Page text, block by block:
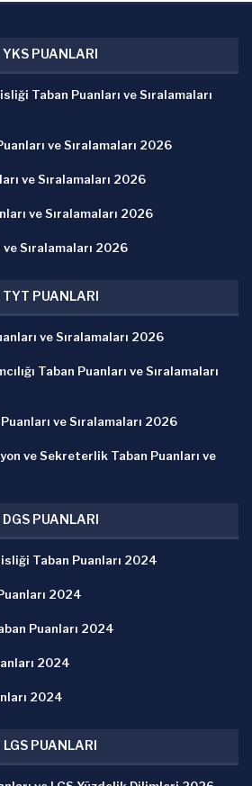
YKS PUANLARI
Taban Puanları ve Sıralamaları
ve Sıralamaları 2026
ve Sıralamaları 2026
ve Sıralamaları 2026
ve Sıralamaları 2026
TYT PUANLARI
ve Sıralamaları 2026
Taban Puanları ve Sıralamaları
ve Sıralamaları 2026
ve Sekreterlik Taban Puanları ve
DGS PUANLARI
Taban Puanları 2024
2024
Puanları 2024
2024
2024
LGS PUANLARI